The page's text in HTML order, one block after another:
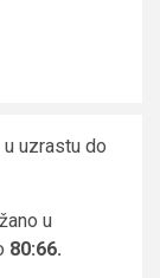
uzrastu do
u
80:66.